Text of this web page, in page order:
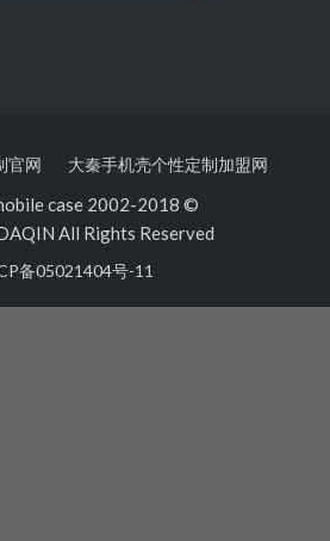
个性定制官网 大秦手机壳个性定制加盟
2002-2018 Custom mobile case
-DAQIN All Rights Reserved.
京ICP备05021404号-11